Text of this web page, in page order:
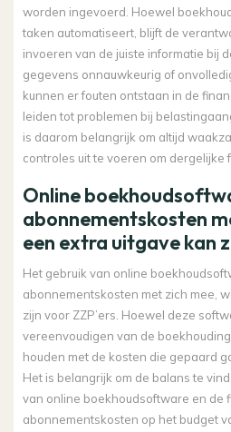
worden ingevoerd. Hoewel
taken automatiseert, blijft de
invoeren van de juiste informatie bij
gegevens onnauwkeurig of
kunnen er fouten ontstaan in de
leiden tot problemen bij
is daarom belangrijk om altijd
controles uit te voeren om dergelijke
Online
abonnementskosten
een extra uitgave kan
Het gebruik van online
abonnementskosten met zich mee,
zijn voor ZZP’ers. Hoewel deze
vereenvoudigen van de
houden met de kosten die gepaard
Het is belangrijk om de balans te
van online boekhoudsoftware en de
abonnementskosten op het budget